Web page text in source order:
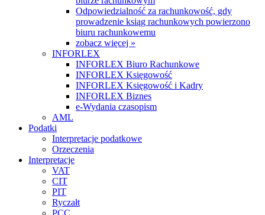
Odpowiedzialność za rachunkowość, gdy
prowadzenie ksiąg rachunkowych powierzono
biuru rachunkowemu
zobacz więcej »
INFORLEX
INFORLEX Biuro Rachunkowe
INFORLEX Księgowość
INFORLEX Księgowość i Kadry
INFORLEX Biznes
e-Wydania czasopism
AML
Podatki
Interpretacje podatkowe
Orzeczenia
Interpretacje
VAT
CIT
PIT
Ryczałt
PCC